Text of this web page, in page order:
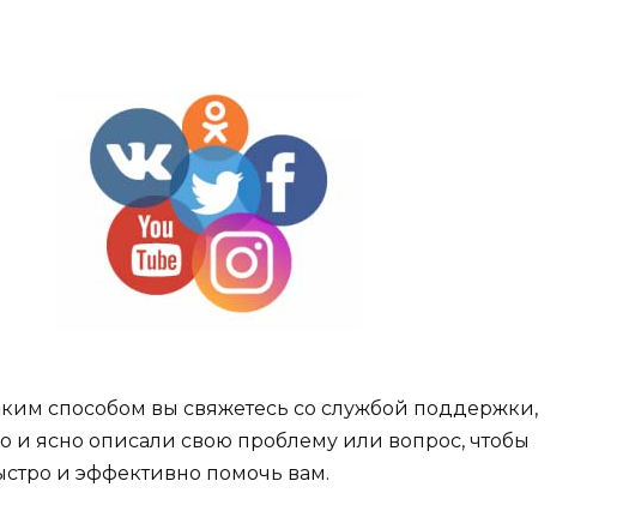
способом вы свяжетесь со службой поддержки,
и ясно описали свою проблему или вопрос, чтобы
и эффективно помочь вам.